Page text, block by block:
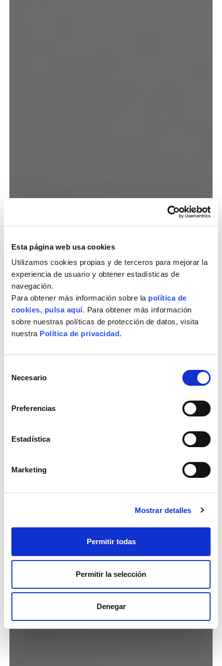
Esta página web usa cookies
Utilizamos cookies propias y de terceros para mejorar la
experiencia de usuario y obtener estadísticas de
navegación.
Para obtener más información sobre la política de
cookies, pulsa aquí. Para obtener más información
sobre nuestras políticas de protección de datos, visita
nuestra Política de privacidad.
Necesario
Preferencias
Estadística
Marketing
Mostrar detalles
Permitir todas
Permitir la selección
Denegar